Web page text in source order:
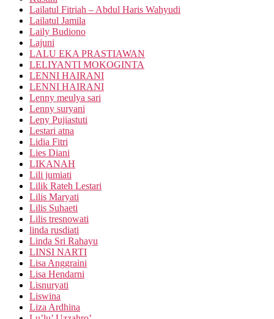
Lailatul Fitriah – Abdul Haris Wahyudi
Lailatul Jamila
Laily Budiono
Lajuni
LALU EKA PRASTIAWAN
LELIYANTI MOKOGINTA
LENNI HAIRANI
LENNI HAIRANI
Lenny meulya sari
Lenny suryani
Leny Pujiastuti
Lestari atna
Lidia Fitri
Lies Diani
LIKANAH
Lili jumiati
Lilik Rateh Lestari
Lilis Maryati
Lilis Suhaeti
Lilis tresnowati
linda rusdiati
Linda Sri Rahayu
LINSI NARTI
Lisa Anggraini
Lisa Hendarni
Lisnuryati
Liswina
Liza Ardhina